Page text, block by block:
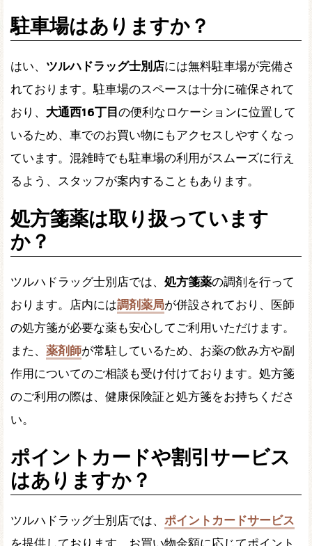
駐車場はありますか？
はい、 ツルハドラッグ士別店には無料駐車場が完備さ
れております。駐車場のスペースは十分に確保されて
おり、 大通西16丁目の便利なロケーションに位置して
いるため、車でのお買い物にもアクセスしやすくなっ
ています。混雑時でも駐車場の利用がスムーズに行え
るよう、スタッフが案内することもあります。
処方箋薬は取り扱っています
か？
ツルハドラッグ士別店では、 処方箋薬の調剤を行って
おります。店内には調剤薬局が併設されており、医師
の処方箋が必要な薬も安心してご利用いただけます。
また、 薬剤師が常駐しているため、お薬の飲み方や副
作用についてのご相談も受け付けております。処方箋
のご利用の際は、健康保険証と処方箋をお持ちくださ
い。
ポイントカードや割引サービス
はありますか？
ツルハドラッグ士別店では、 ポイントカードサービス
を提供しております。お買い物金額に応じてポイント